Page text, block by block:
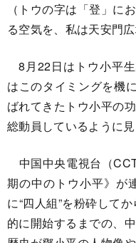
（トウの字は「登」に
る空気を、私は天安門広
8月22日はトウ小平
はこのタイミングを機
ばれてきたトウ小平の
総動員しているように見
中国中央電視台（
期の中のトウ小平》が
に“四人組”を粉砕して
的に開始するまでの、